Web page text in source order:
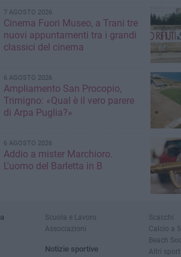
7 AGOSTO 2026
Cinema Fuori Museo, a Trani tre
nuovi appuntamenti tra i grandi
classici del cinema
6 AGOSTO 2026
Ampliamento San Procopio,
Trimigno: «Qual è il vero parere
di Arpa Puglia?»
6 AGOSTO 2026
Addio a mister Marchioro.
L'uomo del Barletta in B
Scuola e Lavoro
Associazioni
Notizie sportive
Scacchi
Calcio a 5
Beach
Altri sport